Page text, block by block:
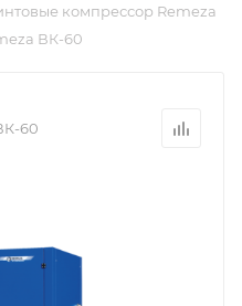
компрессор Remeza
ВК-60
60